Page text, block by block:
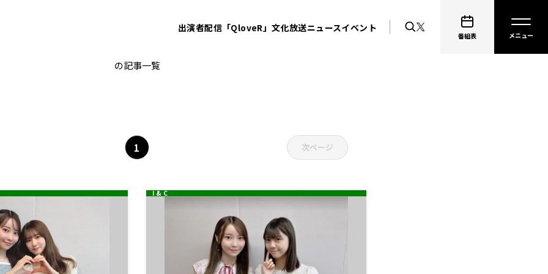
出演者配信「QloveR」文化放送ニュースイベント
番組表
の記事一覧
1 次ページ